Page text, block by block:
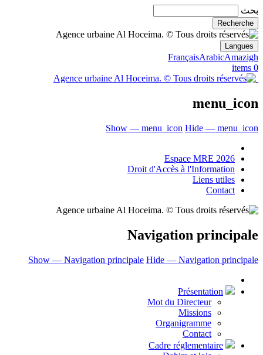
بحث
Langues
FrançaisArabicAmazigh
0 items
menu_icon
Show — menu_icon Hide — menu_icon
Espace MRE 2026
Droit d'Accès à l'Information
Liens utiles
Contact
Navigation principale
Show — Navigation principale Hide — Navigation principale
Présentation
Mot du Directeur
Missions
Organigramme
Contact
Cadre réglementaire